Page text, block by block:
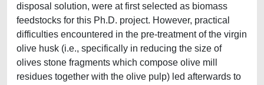
disposal solution, were at first selected as biomass
feedstocks for this Ph.D. project. However, practical
difficulties encountered in the pre-treatment of the virgin
olive husk (i.e., specifically in reducing the size of
olives stone fragments which compose olive mill
residues together with the olive pulp) led afterwards to